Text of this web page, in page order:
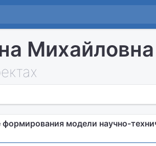
Михайловна
модели научно-